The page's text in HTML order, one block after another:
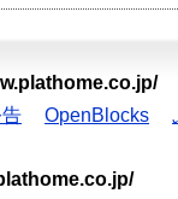
OpenBlocks